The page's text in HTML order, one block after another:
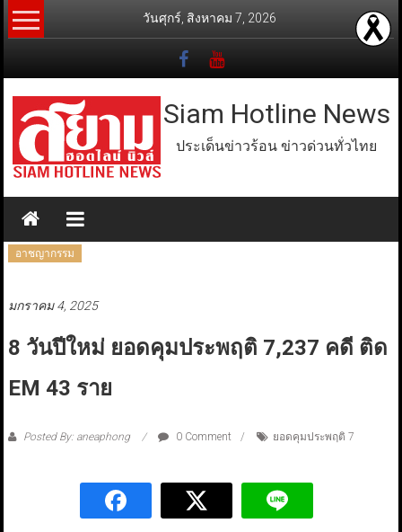
Skip
to
วันศุกร์, สิงหาคม 7, 2026
Siam Hotline News
ประเด็นข่าวร้อน ข่าวด่วนทั่วไทย
อาชญากรรม
มกราคม 4, 2025
8 วันปีใหม่ ยอดคุมประพฤติ 7,237 คดี ติด
EM 43 ราย
Posted By: aneaphong 0 Comment ยอดคุมประพฤติ 7